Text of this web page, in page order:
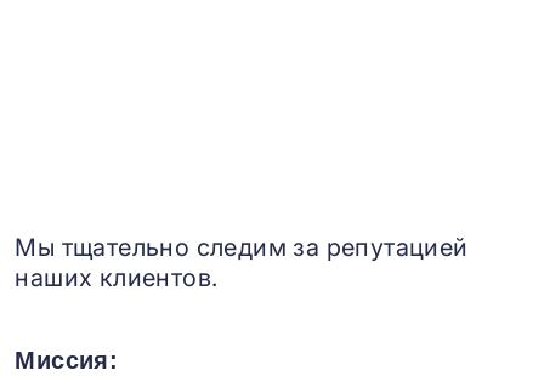
Мы тщательно следим за репутацией
наших клиентов.
Миссия: